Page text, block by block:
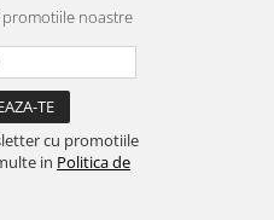
noastre
cu promotiile
in Politica de